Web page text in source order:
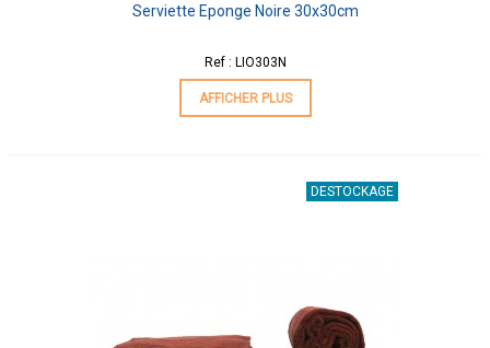
Serviette Eponge Noire 30x30cm
Ref : LIO303N
AFFICHER PLUS
DESTOCKAGE